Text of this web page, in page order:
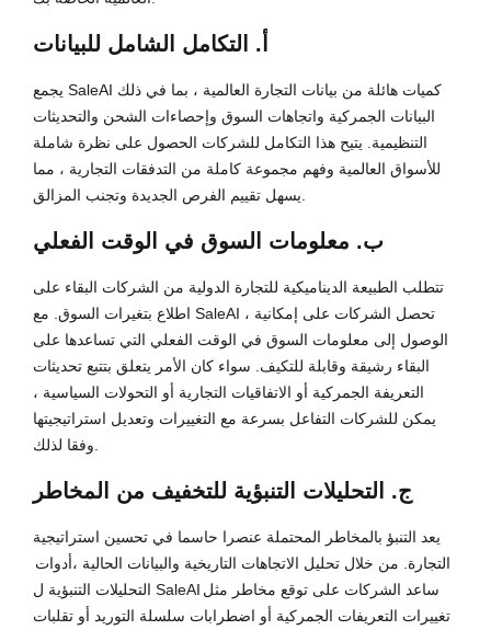
أ. التكامل الشامل للبيانات
يجمع SaleAI كميات هائلة من بيانات التجارة العالمية ، بما في ذلك
البيانات الجمركية واتجاهات السوق وإحصاءات الشحن والتحديثات
التنظيمية. يتيح هذا التكامل للشركات الحصول على نظرة شاملة
للأسواق العالمية وفهم مجموعة كاملة من التدفقات التجارية ، مما
يسهل تقييم الفرص الجديدة وتجنب المزالق.
ب. معلومات السوق في الوقت الفعلي
تتطلب الطبيعة الديناميكية للتجارة الدولية من الشركات البقاء على
اطلاع بتغيرات السوق. مع SaleAI ، تحصل الشركات على إمكانية
الوصول إلى معلومات السوق في الوقت الفعلي التي تساعدها على
البقاء رشيقة وقابلة للتكيف. سواء كان الأمر يتعلق بتتبع تحديثات
التعريفة الجمركية أو الاتفاقيات التجارية أو التحولات السياسية ،
يمكن للشركات التفاعل بسرعة مع التغييرات وتعديل استراتيجيتها
وفقا لذلك.
ج. التحليلات التنبؤية للتخفيف من المخاطر
يعد التنبؤ بالمخاطر المحتملة عنصرا حاسما في تحسين استراتيجية
التجارة. من خلال تحليل الاتجاهات التاريخية والبيانات الحالية ،أدوات
التحليلات التنبؤية ل SaleAI ساعد الشركات على توقع مخاطر مثل
تغييرات التعريفات الجمركية أو اضطرابات سلسلة التوريد أو تقلبات